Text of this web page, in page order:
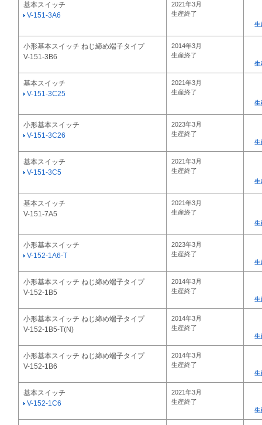
基本スイッチ
V-151-3A6
2021年3月
生産終了
生
小形基本スイッチ ねじ締め端子タイプ
V-151-3B6
2014年3月
生産終了
生
基本スイッチ
V-151-3C25
2021年3月
生産終了
生
小形基本スイッチ
V-151-3C26
2023年3月
生産終了
生
基本スイッチ
V-151-3C5
2021年3月
生産終了
生
基本スイッチ
V-151-7A5
2021年3月
生産終了
生
小形基本スイッチ
V-152-1A6-T
2023年3月
生産終了
生
小形基本スイッチ ねじ締め端子タイプ
V-152-1B5
2014年3月
生産終了
生
小形基本スイッチ ねじ締め端子タイプ
V-152-1B5-T(N)
2014年3月
生産終了
生
小形基本スイッチ ねじ締め端子タイプ
V-152-1B6
2014年3月
生産終了
生
基本スイッチ
V-152-1C6
2021年3月
生産終了
生